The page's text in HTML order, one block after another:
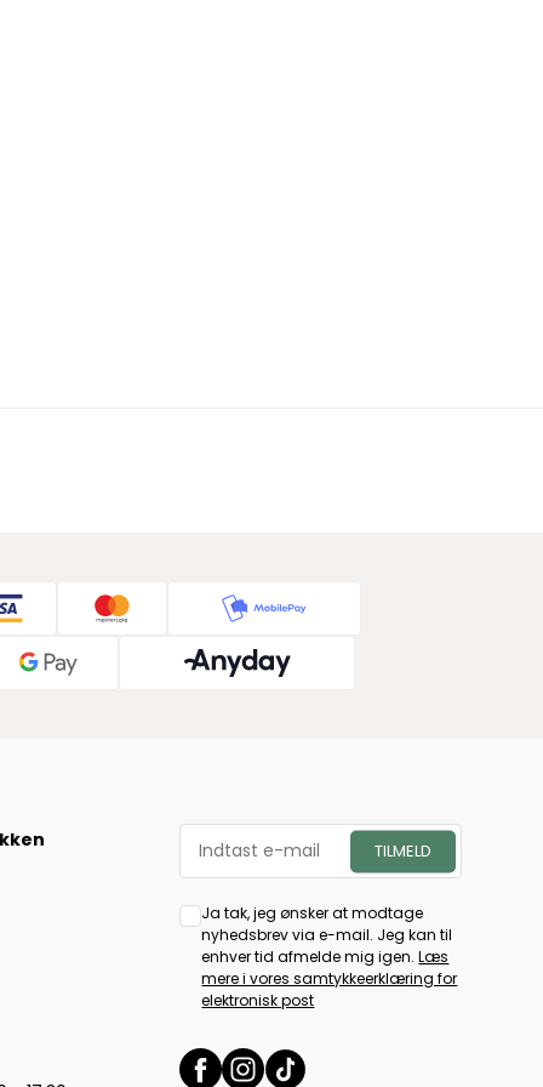
Ja tak, jeg ønsker at modtage
nyhedsbrev via e-mail. Jeg kan til
enhver tid afmelde mig igen.Læs
mere i vores samtykkeerklæring for
elektronisk post